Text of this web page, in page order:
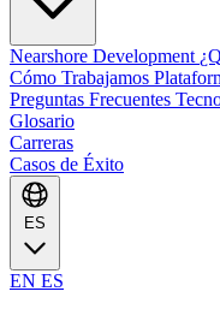
Nearshore Development
Cómo Trabajamos
Preguntas Frecuentes
Glosario
Carreras
Casos de Éxito
EN ES